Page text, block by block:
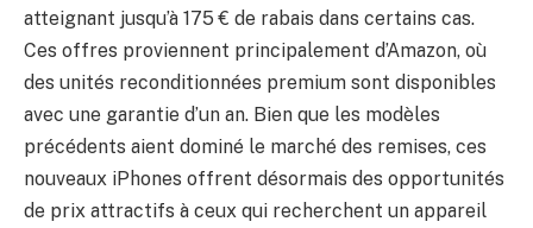
atteignant jusqu’à 175 € de rabais dans certains cas.
Ces offres proviennent principalement d’Amazon, où
des unités reconditionnées premium sont disponibles
avec une garantie d’un an. Bien que les modèles
précédents aient dominé le marché des remises, ces
nouveaux iPhones offrent désormais des opportunités
de prix attractifs à ceux qui recherchent un appareil